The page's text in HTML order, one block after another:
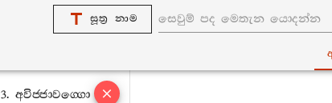
සූත්‍ර නාම
1. අන‍්තවග‍්ගො
3. අවිජ‍්ජාවග‍්ගො